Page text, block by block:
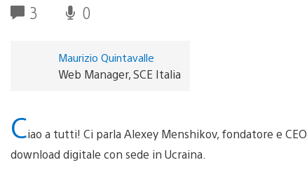
3 0
Maurizio Quintavalle
Web Manager, SCE Italia
Ciao a tutti! Ci parla Alexey Menshikov, fondatore e
download digitale con sede in Ucraina.